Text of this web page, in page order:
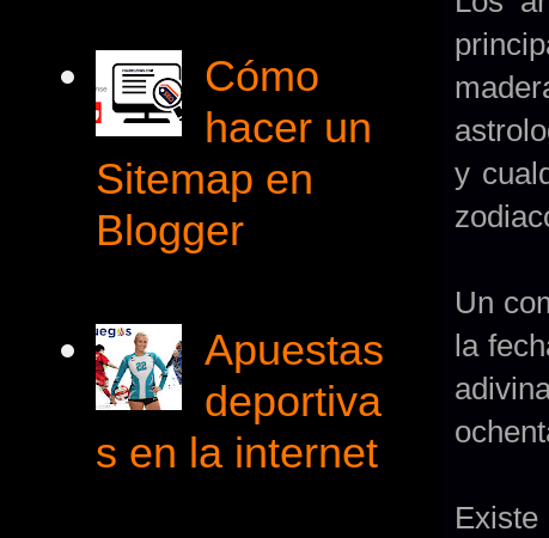
y
Un
la
Cómo
hacer un
Sitemap en
Blogger
Apuestas
deportiva
s en la internet